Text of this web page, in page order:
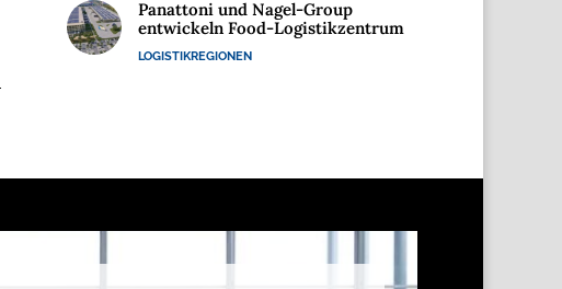
Panattoni und Nagel-Group
entwickeln Food-Logistikzentrum
LOGISTIKREGIONEN